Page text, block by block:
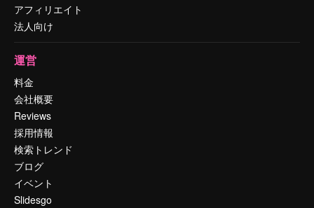
アフィリエイト
法人向け
運営
料金
会社概要
Reviews
採用情報
検索トレンド
ブログ
イベント
Slidesgo